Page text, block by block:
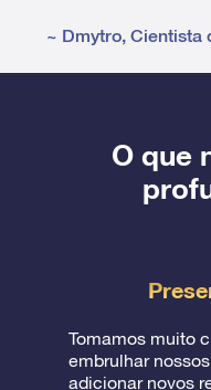
~ Dmytro, Cientista
O que
Tomamos muito
embrulhar
adicionar novos